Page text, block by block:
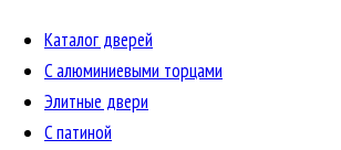
Каталог дверей
C алюминиевыми торцами
Элитные двери
C патиной